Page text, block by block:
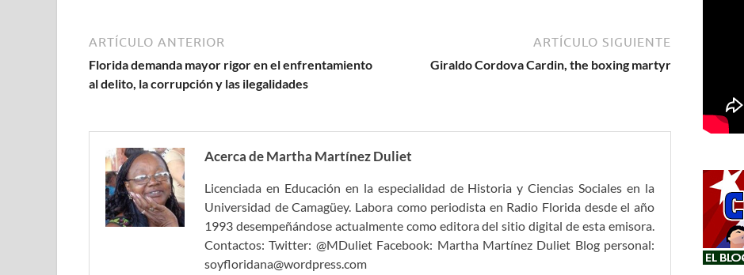
ARTÍCULO ANTERIOR
Florida demanda mayor rigor en el enfrentamiento
al delito, la corrupción y las ilegalidades
ARTÍCULO SIGUIENTE
Giraldo Cordova Cardin, the boxing martyr
Acerca de Martha Martínez Duliet
Licenciada en Educación en la especialidad de Historia y Ciencias Sociales en la
Universidad de Camagüey. Labora como periodista en Radio Florida desde el año
1993 desempeñándose actualmente como editora del sitio digital de esta emisora.
Contactos: Twitter: @MDuliet Facebook: Martha Martínez Duliet Blog personal:
soyfloridana@wordpress.com